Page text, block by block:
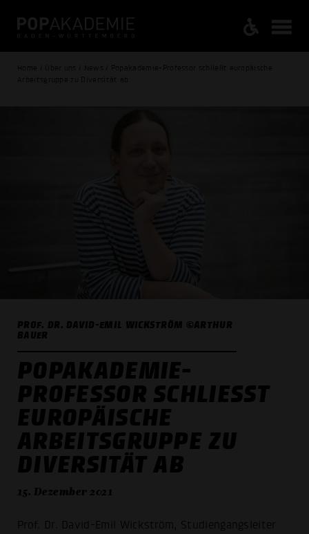
Home / Über uns / News / Popakademie-Professor schließt europäische
Arbeitsgruppe zu Diversität ab
PROF. DR. DAVID-EMIL WICKSTRÖM ©ARTHUR
BAUER
POPAKADEMIE-
PROFESSOR SCHLIESST E
UROPÄISCHE A
RBEITSGRUPPE ZU D
IVERSITÄT AB
15. Dezember 2021
Prof. Dr. David-Emil Wickström, Studiengangsleiter